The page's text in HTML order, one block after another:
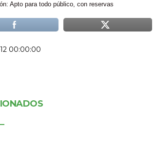
Apto para todo público, con reservas
00:00:00